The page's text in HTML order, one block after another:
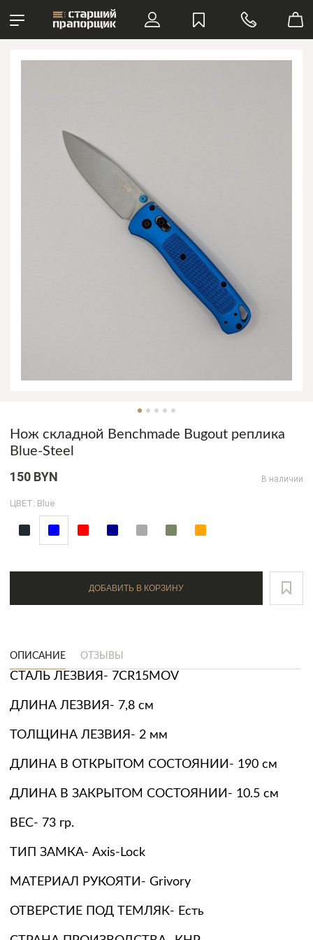
Нож складной Benchmade Bugout реплика
Blue-Steel
150 BYN В наличии
ЦВЕТ: Blue
ДОБАВИТЬ В КОРЗИНУ
ОПИСАНИЕ ОТЗЫВЫ
СТАЛЬ ЛЕЗВИЯ- 7CR15MOV
ДЛИНА ЛЕЗВИЯ- 7,8 см
ТОЛЩИНА ЛЕЗВИЯ- 2 мм
ДЛИНА В ОТКРЫТОМ СОСТОЯНИИ- 190 см
ДЛИНА В ЗАКРЫТОМ СОСТОЯНИИ- 10.5 см
ВЕС- 73 гр.
ТИП ЗАМКА- Axis-Lock
МАТЕРИАЛ РУКОЯТИ- Grivory
ОТВЕРСТИЕ ПОД ТЕМЛЯК- Есть